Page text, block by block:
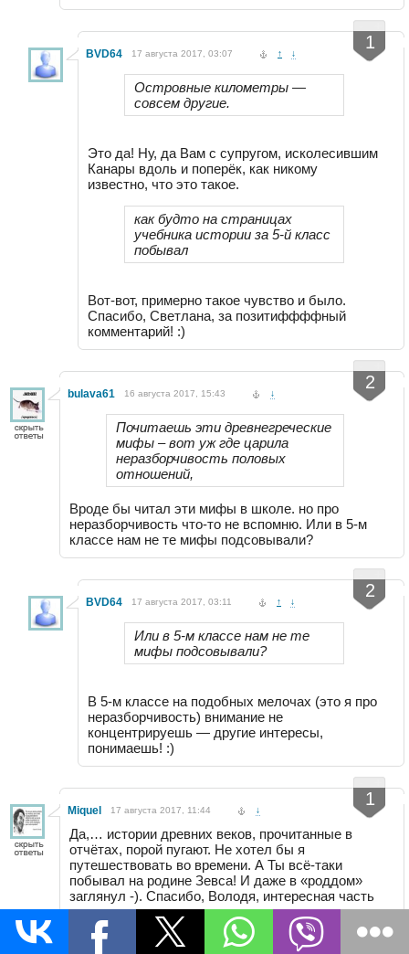
1
BVD64 17 августа 2017, 03:07 ↑ ↓
Островные километры —
совсем другие.
Это да! Ну, да Вам с супругом, исколесившим
Канары вдоль и поперёк, как никому
известно, что это такое.
как будто на страницах
учебника истории за 5-й класс
побывал
Вот-вот, примерно такое чувство и было.
Спасибо, Светлана, за позитиффффный
комментарий! :)
2
bulava61 16 августа 2017, 15:43 ↓
Почитаешь эти древнегреческие
мифы – вот уж где царила
неразборчивость половых
отношений,
Вроде бы читал эти мифы в школе. но про
неразборчивость что-то не вспомню. Или в 5-м
классе нам не те мифы подсовывали?
2
BVD64 17 августа 2017, 03:11 ↑ ↓
Или в 5-м классе нам не те
мифы подсовывали?
В 5-м классе на подобных мелочах (это я про
неразборчивость) внимание не
концентрируешь — другие интересы,
понимаешь! :)
1
Miquel 17 августа 2017, 11:44 ↓
Да,… истории древних веков, прочитанные в
отчётах, порой пугают. Не хотел бы я
путешествовать во времени. А Ты всё-таки
побывал на родине Зевса! И даже в «роддом»
заглянул -). Спасибо, Володя, интересная часть
получилась.